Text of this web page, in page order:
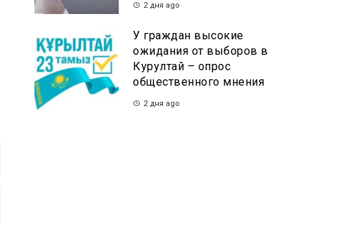
2 дня ago
У граждан высокие
ожидания от выборов в
Курултай – опрос
общественного мнения
2 дня ago